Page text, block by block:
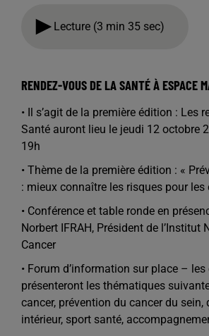
Lecture (3 min 35 sec)
RENDEZ-VOUS DE LA SANTÉ À ESPACE
• Il s’agit de la première édition : Les
Santé auront lieu le jeudi 12 octobre
19h
• Thème de la première édition : «
: mieux connaître les risques pour les
• Conférence et table ronde en
Norbert IFRAH, Président de l’Institut
Cancer
• Forum d’information sur place –
présenteront les thématiques
cancer, prévention du cancer du sein,
intérieur, sport santé,